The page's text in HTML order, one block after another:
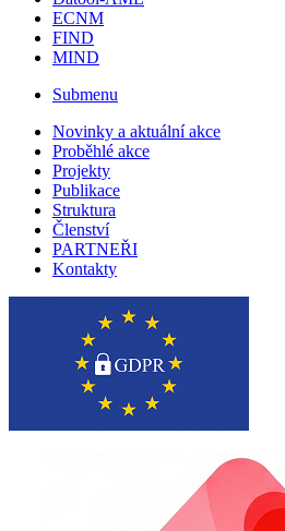
ECNM
FIND
MIND
Submenu
Novinky a aktuální akce
Proběhlé akce
Projekty
Publikace
Struktura
Členství
PARTNEŘI
Kontakty